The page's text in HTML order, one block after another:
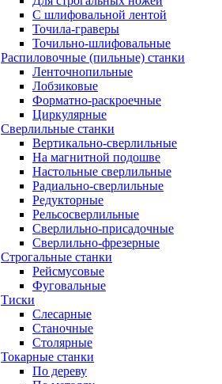
С шлифовальной лентой
Точила-граверы
Точильно-шлифовальные
Распиловочные (пильные) станки
Ленточнопильные
Лобзиковые
Форматно-раскроечные
Циркулярные
Сверлильные станки
Вертикально-сверлильные
На магнитной подошве
Настольные сверлильные
Радиально-сверлильные
Редукторные
Рельсосверлильные
Сверлильно-присадочные
Сверлильно-фрезерные
Строгальные станки
Рейсмусовые
Фуговальные
Тиски
Слесарные
Станочные
Столярные
Токарные станки
По дереву